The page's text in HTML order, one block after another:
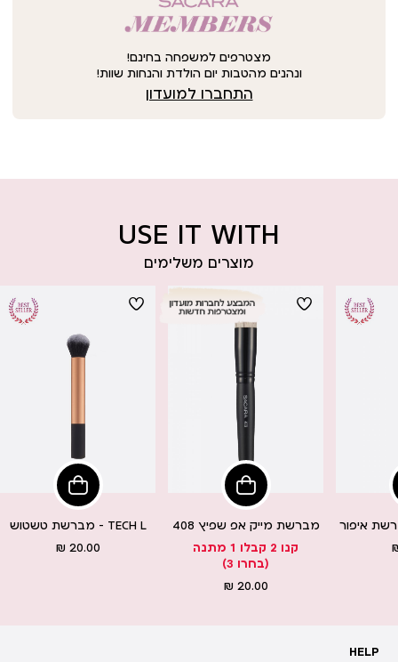
מצטרפים למשפחה בחינם!
ונהנים מהטבות יום הולדת והנחות שוות!
התחברו למועדון
USE IT WITH
מוצרים משלימים
הוסיפי
לסל
מברשת מייק אפ שפיץ 408
קנו 2 קבלו 1 מתנה
(בחרו 3)
מחיר20.00 ₪
הוסיפי
לסל
מברשת טשטוש - TECH L
מחיר20.00 ₪
HELP
HELP